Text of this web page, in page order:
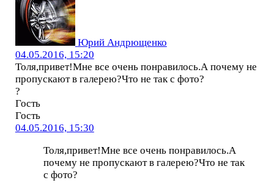
Юрий Андрющенко
04.05.2016, 15:20
Толя,привет!Мне все очень понравилось.А почему не
пропускают в галерею?Что не так с фото?
?
Гость
Гость
04.05.2016, 15:30
Толя,привет!Мне все очень понравилось.А
почему не пропускают в галерею?Что не так
с фото?